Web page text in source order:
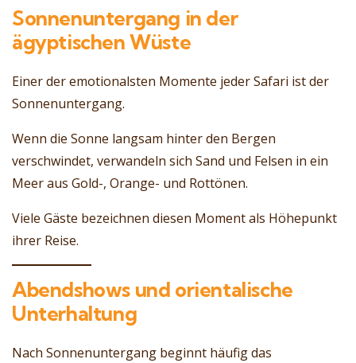
Sonnenuntergang in der
ägyptischen Wüste
Einer der emotionalsten Momente jeder Safari ist der
Sonnenuntergang.
Wenn die Sonne langsam hinter den Bergen
verschwindet, verwandeln sich Sand und Felsen in ein
Meer aus Gold-, Orange- und Rottönen.
Viele Gäste bezeichnen diesen Moment als Höhepunkt
ihrer Reise.
Abendshows und orientalische
Unterhaltung
Nach Sonnenuntergang beginnt häufig das